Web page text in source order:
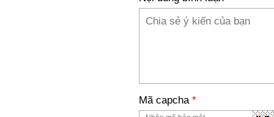
Mã capcha *